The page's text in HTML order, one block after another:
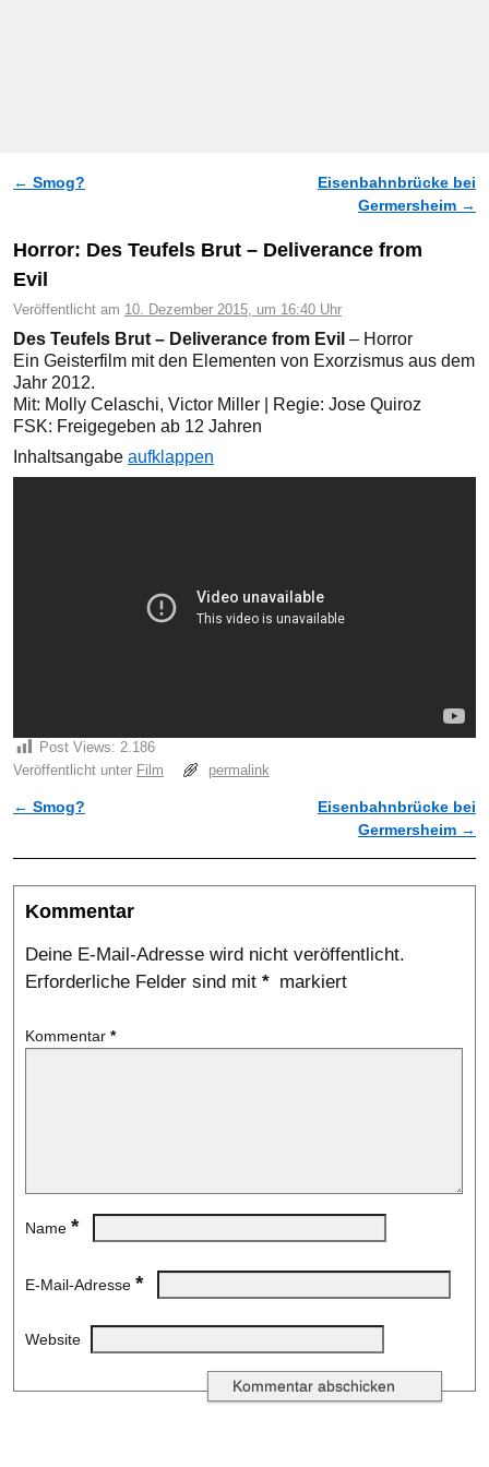
Artikelnavigation
← Smog?
Eisenbahnbrücke bei
Germersheim →
Horror: Des Teufels Brut – Deliverance from
Evil
Veröffentlicht am 10. Dezember 2015, um 16:40 Uhr
Des Teufels Brut – Deliverance from Evil – Horror
Ein Geisterfilm mit den Elementen von Exorzismus aus dem
Jahr 2012.
Mit: Molly Celaschi, Victor Miller | Regie: Jose Quiroz
FSK: Freigegeben ab 12 Jahren
Inhaltsangabe aufklappen
Post Views: 2.186
Veröffentlicht unter Film permalink
Artikelnavigation
← Smog?
Eisenbahnbrücke bei
Germersheim →
Kommentar
Deine E-Mail-Adresse wird nicht veröffentlicht.
Erforderliche Felder sind mit * markiert
Kommentar *
Name *
E-Mail-Adresse *
Website